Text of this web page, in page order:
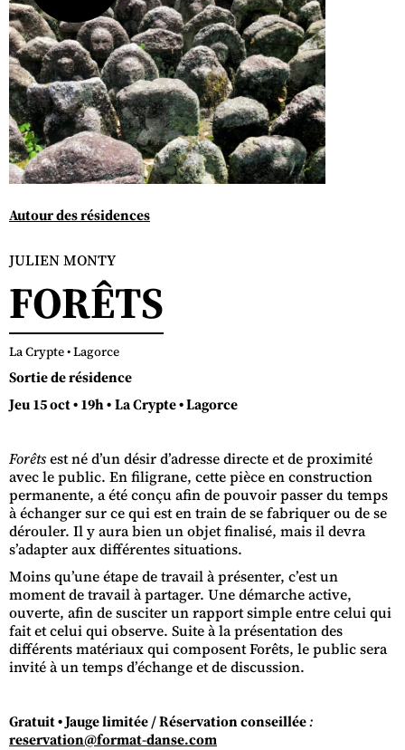
Autour des résidences
JULIEN MONTY
FORÊTS
La Crypte • Lagorce
Sortie de résidence
Jeu 15 oct • 19h •La Crypte • Lagorce
Forêtsest né d’un désir d’adresse directe et de proximité
avec le public. En filigrane, cette pièce en construction
permanente, a été conçu afin de pouvoir passer du temps
à échanger sur ce qui est en train de se fabriquer ou de se
dérouler. Il y aura bien un objet finalisé, mais il devra
s’adapter aux différentes situations.
Moins qu’une étape de travail à présenter, c’est un
moment de travail à partager. Une démarche active,
ouverte, afin de susciter un rapport simple entre celui qui
fait et celui qui observe. Suite à la présentation des
différents matériaux qui composent Forêts, le public sera
invité à un temps d’échange et de discussion.
Gratuit • Jauge limitée / Réservation conseillée:
reservation@format-danse.com